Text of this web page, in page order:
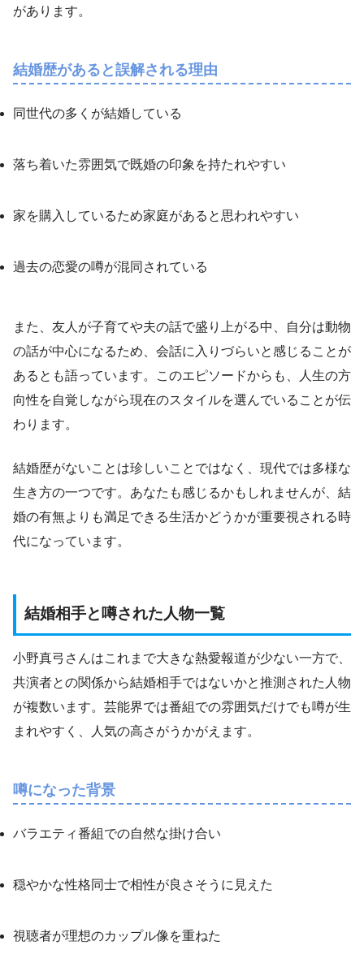
があります。
結婚歴があると誤解される理由
同世代の多くが結婚している
落ち着いた雰囲気で既婚の印象を持たれやすい
家を購入しているため家庭があると思われやすい
過去の恋愛の噂が混同されている
また、友人が子育てや夫の話で盛り上がる中、自分は動物
の話が中心になるため、会話に入りづらいと感じることが
あるとも語っています。このエピソードからも、人生の方
向性を自覚しながら現在のスタイルを選んでいることが伝
わります。
結婚歴がないことは珍しいことではなく、現代では多様な
生き方の一つです。あなたも感じるかもしれませんが、結
婚の有無よりも満足できる生活かどうかが重要視される時
代になっています。
結婚相手と噂された人物一覧
小野真弓さんはこれまで大きな熱愛報道が少ない一方で、
共演者との関係から結婚相手ではないかと推測された人物
が複数います。芸能界では番組での雰囲気だけでも噂が生
まれやすく、人気の高さがうかがえます。
噂になった背景
バラエティ番組での自然な掛け合い
穏やかな性格同士で相性が良さそうに見えた
視聴者が理想のカップル像を重ねた